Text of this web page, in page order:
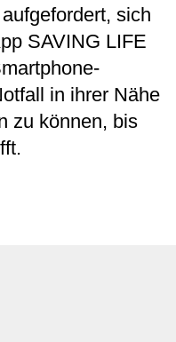
sich
SAVING LIFE
in ihrer Nähe
zu können, bis